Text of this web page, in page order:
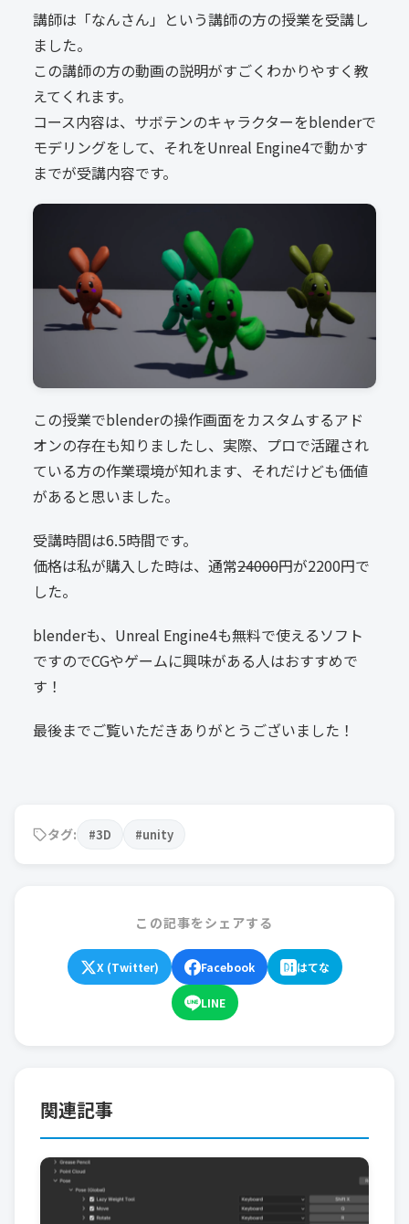
講師は「なんさん」という講師の方の授業を受講し
ました。
この講師の方の動画の説明がすごくわかりやすく教
えてくれます。
コース内容は、サボテンのキャラクターをblenderで
モデリングをして、それをUnreal Engine4で動かす
までが受講内容です。
この授業でblenderの操作画面をカスタムするアド
オンの存在も知りましたし、実際、プロで活躍され
ている方の作業環境が知れます、それだけども価値
があると思いました。
受講時間は6.5時間です。
価格は私が購入した時は、通常24000円が2200円で
した。
blenderも、Unreal Engine4も無料で使えるソフト
ですのでCGやゲームに興味がある人はおすすめで
す！
最後までご覧いただきありがとうございました！
タグ: #3D #unity
この記事をシェアする
X (Twitter) Facebook はてな
LINE
関連記事